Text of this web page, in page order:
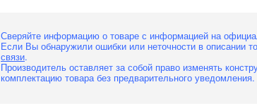
Сверяйте информацию о товаре с информацией на
Если Вы обнаружили ошибки или неточности в описании
связи.
Производитель оставляет за собой право изменять
комплектацию товара без предварительного уведомления.